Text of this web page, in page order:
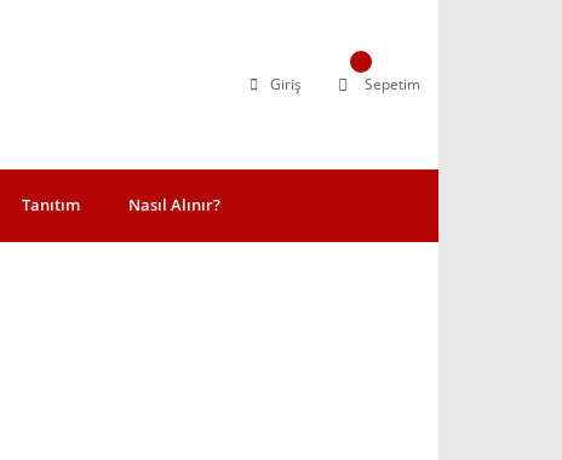
Giriş Sepetim
Tanıtım Nasıl Alınır?